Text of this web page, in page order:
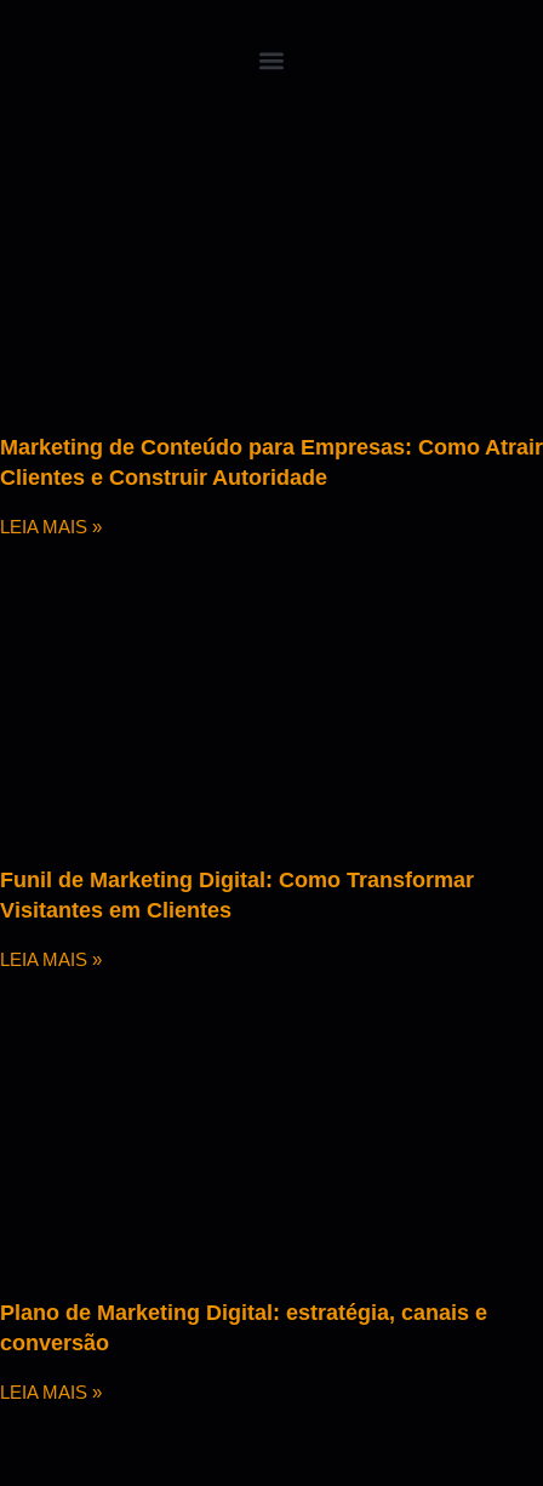
Marketing de Conteúdo para Empresas: Como Atrair
Clientes e Construir Autoridade
LEIA MAIS »
Funil de Marketing Digital: Como Transformar
Visitantes em Clientes
LEIA MAIS »
Plano de Marketing Digital: estratégia, canais e
conversão
LEIA MAIS »